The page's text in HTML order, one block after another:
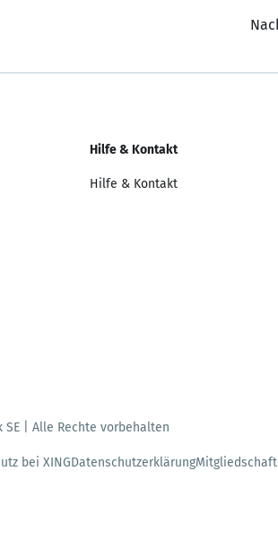
Hilfe & Kontakt
Hilfe & Kontakt
SE | Alle Rechte vorbehalten
bei XINGDatenschutzerklärung